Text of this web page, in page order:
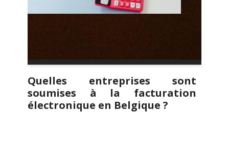
Quelles entreprises sont
soumises à la facturation
électronique en Belgique ?